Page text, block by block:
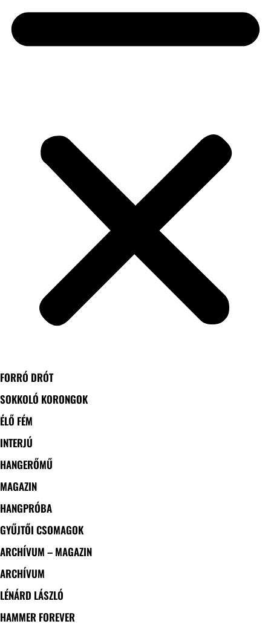
FORRÓ DRÓT
SOKKOLÓ KORONGOK
ÉLŐ FÉM
INTERJÚ
HANGERŐMŰ
MAGAZIN
HANGPRÓBA
GYŰJTŐI CSOMAGOK
ARCHÍVUM – MAGAZIN
ARCHÍVUM
LÉNÁRD LÁSZLÓ
HAMMER FOREVER